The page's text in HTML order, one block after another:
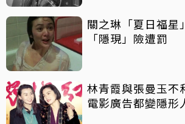
關之琳「夏日福星
「隱現」險遭罰
林青霞與張曼玉不
電影廣告都變隱形